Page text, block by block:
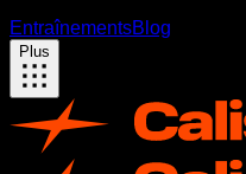
EntraînementsBlog
Plus